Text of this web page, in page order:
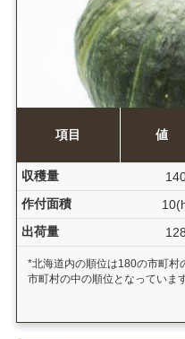
項目 値
収穫量
作付面積
出荷量
*北海道内の順位は180の市町村
市町村の中の順位となっています